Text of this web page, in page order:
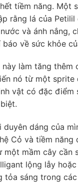
tiềm năng. Một
rằng lá của Petilil
và ánh nắng,
về sức khỏe
làm tăng thêm
nó từ một sprite
vật có đặc điểm
duyên dáng của
Cỏ và tiềm năng
một mầm cây cần
lộng lẫy
tỏa sáng trong